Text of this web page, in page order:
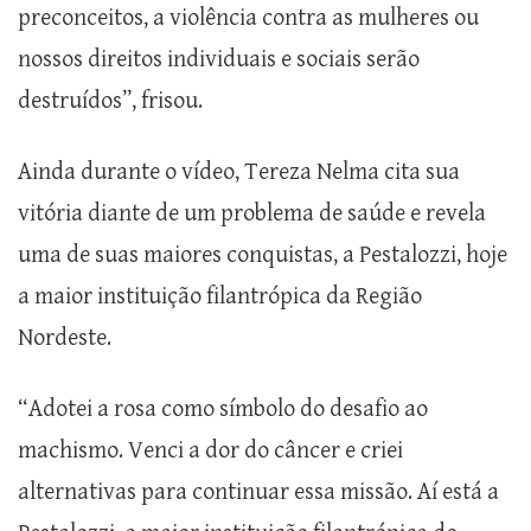
preconceitos, a violência contra as mulheres ou
nossos direitos individuais e sociais serão
destruídos”, frisou.
Ainda durante o vídeo, Tereza Nelma cita sua
vitória diante de um problema de saúde e revela
uma de suas maiores conquistas, a Pestalozzi, hoje
a maior instituição filantrópica da Região
Nordeste.
“Adotei a rosa como símbolo do desafio ao
machismo. Venci a dor do câncer e criei
alternativas para continuar essa missão. Aí está a